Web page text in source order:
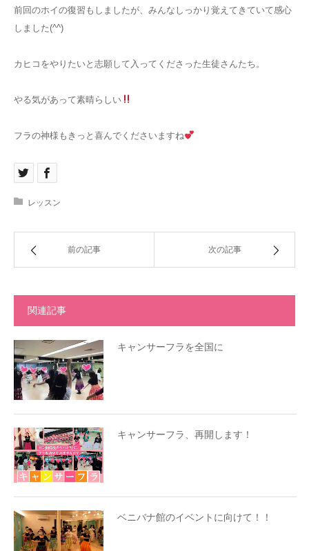
前回のホイの復習もしましたが、みんなしっかり覚えてきていて感心
しました(^^)
カヒコをやりたいと志願して入ってくださった生徒さんたち。
やる気があって素晴らしい
フラの神様もきっと喜んでくださいますね
レッスン
前の記事 次の記事
関連記事
キャンサーフラを全国に
キャンサーフラ、再開します！
ベニバナ館のイベントに向けて！！